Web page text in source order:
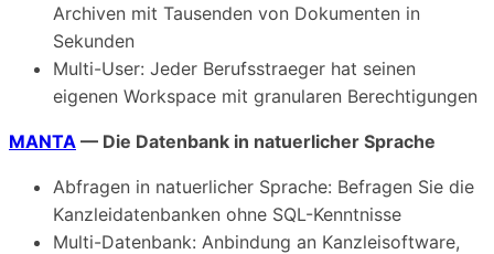
Archiven mit Tausenden von Dokumenten in
Sekunden
Multi-User: Jeder Berufsstraeger hat seinen
eigenen Workspace mit granularen Berechtigungen
MANTA — Die Datenbank in natuerlicher Sprache
Abfragen in natuerlicher Sprache: Befragen Sie die
Kanzleidatenbanken ohne SQL-Kenntnisse
Multi-Datenbank: Anbindung an Kanzleisoftware,